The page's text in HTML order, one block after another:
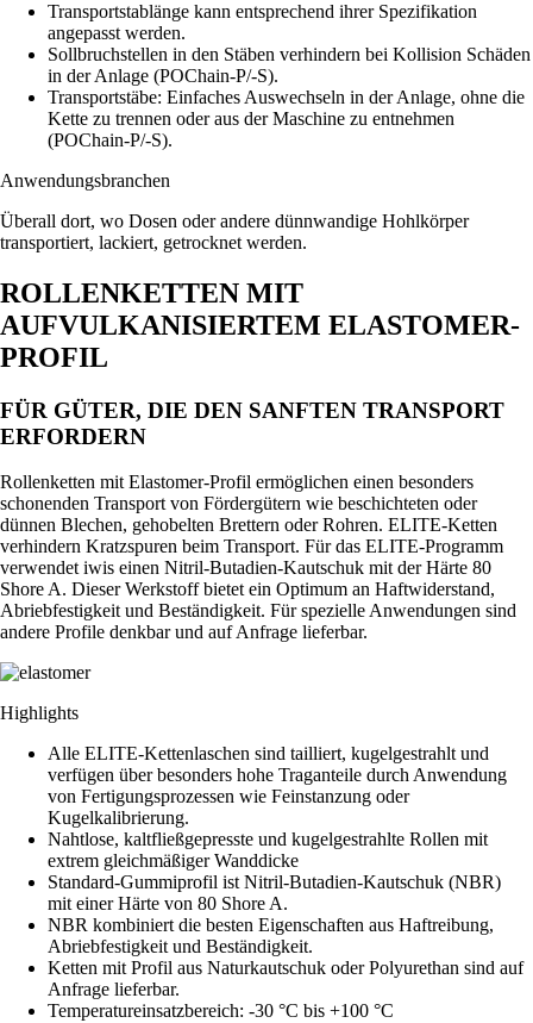
Transportstablänge kann entsprechend ihrer Spezifikation
angepasst werden.
Sollbruchstellen in den Stäben verhindern bei Kollision Schäden
in der Anlage (POChain-P/-S).
Transportstäbe: Einfaches Auswechseln in der Anlage, ohne die
Kette zu trennen oder aus der Maschine zu entnehmen
(POChain-P/-S).
Anwendungsbranchen
Überall dort, wo Dosen oder andere dünnwandige Hohlkörper
transportiert, lackiert, getrocknet werden.
ROLLENKETTEN MIT
AUFVULKANISIERTEM ELASTOMER-
PROFIL
FÜR GÜTER, DIE DEN SANFTEN TRANSPORT
ERFORDERN
Rollenketten mit Elastomer-Profil ermöglichen einen beson­ders
schonenden Transport von Fördergütern wie beschichte­ten oder
dünnen Blechen, gehobelten Brettern oder Rohren. ELITE-Ketten
verhindern Kratzspuren beim Transport. Für das ELITE-Programm
verwendet iwis einen Nitril-Butadien-Kautschuk mit der Härte 80
Shore A. Dieser Werkstoff bietet ein Optimum an Haftwiderstand,
Abriebfestigkeit und Beständigkeit. Für spe­zielle Anwendungen sind
andere Profile denkbar und auf Anfrage lieferbar.
Highlights
Alle ELITE-Kettenlaschen sind tailliert, kugelgestrahlt und
verfügen über besonders hohe Traganteile durch Anwendung
von Fertigungsprozessen wie Feinstanzung oder
Kugelkalibrierung.
Nahtlose, kaltfließgepresste und kugelgestrahlte Rollen mit
extrem gleichmäßiger Wanddicke
Standard-Gummiprofil ist Nitril-Butadien-Kautschuk (NBR)
mit einer Härte von 80 Shore A.
NBR kombiniert die besten Eigenschaften aus Haftreibung,
Abriebfestigkeit und Beständigkeit.
Ketten mit Profil aus Naturkautschuk oder Polyurethan sind auf
Anfrage lieferbar.
Temperatureinsatzbereich: -30 °C bis +100 °C